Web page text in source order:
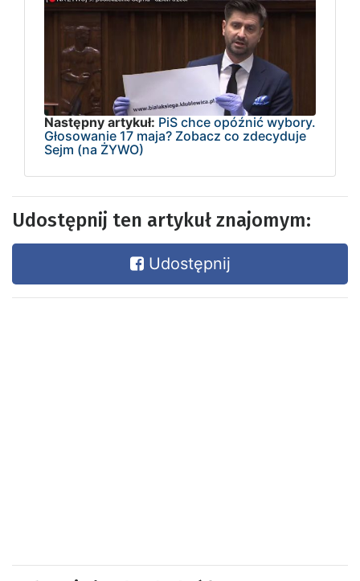
Następny artykuł: PiS chce opóźnić wybory.
Głosowanie 17 maja? Zobacz co zdecyduje
Sejm (na ŻYWO)
Udostępnij ten artykuł znajomym:
Udostępnij